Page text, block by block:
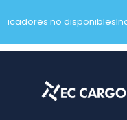
al
no disponibles